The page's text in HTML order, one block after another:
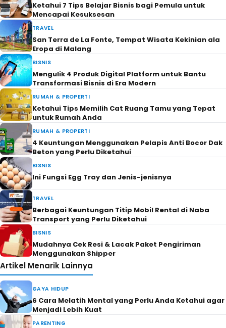
Ketahui 7 Tips Belajar Bisnis bagi Pemula untuk
Mencapai Kesuksesan
TRAVEL
San Terra de La Fonte, Tempat Wisata Kekinian ala
Eropa di Malang
BISNIS
Mengulik 4 Produk Digital Platform untuk Bantu
Transformasi Bisnis di Era Modern
RUMAH & PROPERTI
Ketahui Tips Memilih Cat Ruang Tamu yang Tepat
untuk Rumah Anda
RUMAH & PROPERTI
4 Keuntungan Menggunakan Pelapis Anti Bocor Dak
Beton yang Perlu Diketahui
BISNIS
Ini Fungsi Egg Tray dan Jenis-jenisnya
TRAVEL
Berbagai Keuntungan Titip Mobil Rental di Naba
Transport yang Perlu Diketahui
BISNIS
Mudahnya Cek Resi & Lacak Paket Pengiriman
Menggunakan Shipper
Artikel Menarik Lainnya
GAYA HIDUP
6 Cara Melatih Mental yang Perlu Anda Ketahui agar
Menjadi Lebih Kuat
PARENTING